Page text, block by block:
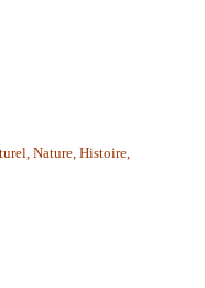
Nature, Histoire,